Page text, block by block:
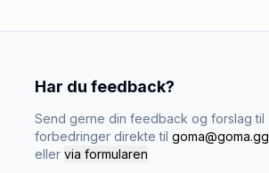
Har du feedback?
Send gerne din feedback og forslag til
forbedringer direkte til goma@goma.gg
eller via formularen